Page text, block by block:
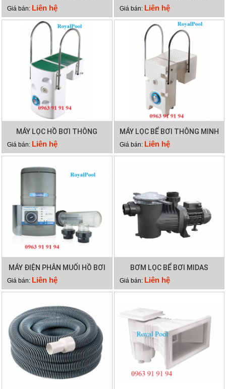
TP100
Giá bán: Liên hệ
MINH PK 8028
Giá bán: Liên hệ
MÁY LỌC HỒ BƠI THÔNG
MINH PK 8025
Giá bán: Liên hệ
MÁY LỌC BỂ BƠI THÔNG MINH
PK 8029
Giá bán: Liên hệ
MÁY ĐIỆN PHÂN MUỐI HỒ BƠI
WATERCO HYDROCHLOR ST
2500
Giá bán: Liên hệ
BƠM LỌC BỂ BƠI MIDAS
GAMMA 26
Giá bán: Liên hệ